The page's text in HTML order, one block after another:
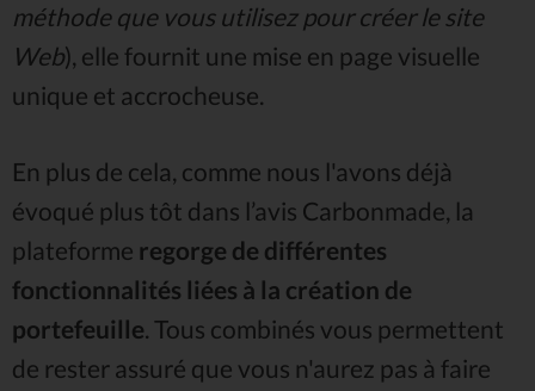
méthode que vous utilisez pour créer le site
Web), elle fournit une mise en page visuelle
unique et accrocheuse.
En plus de cela, comme nous l'avons déjà
évoqué plus tôt dans l’avis Carbonmade, la
plateforme regorge de différentes
fonctionnalités liées à la création de
portefeuille. Tous combinés vous permettent
de rester assuré que vous n'aurez pas à faire